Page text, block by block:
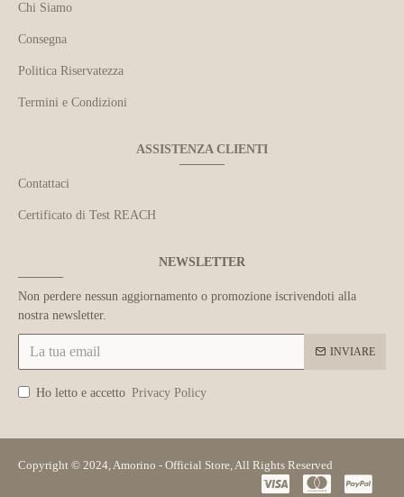
Chi Siamo
Consegna
Politica Riservatezza
Termini e Condizioni
ASSISTENZA CLIENTI
Contattaci
Certificato di Test REACH
NEWSLETTER
Non perdere nessun aggiornamento o promozione iscrivendoti alla
nostra newsletter.
INVIARE
Ho letto e accetto Privacy Policy
Copyright © 2024, Amorino - Official Store, All Rights Reserved